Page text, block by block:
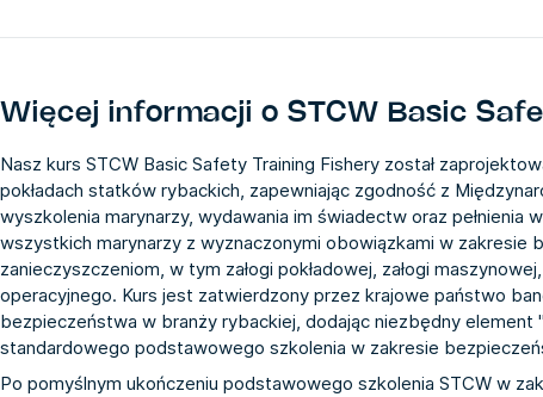
Więcej informacji oSTCW Basic
Nasz kurs STCW Basic Safety Training Fishery został
pokładach statków rybackich, zapewniając zgodność z
wyszkolenia marynarzy, wydawania im świadectw oraz
wszystkich marynarzy z wyznaczonymi obowiązkami w zakresie
zanieczyszczeniom, w tym załogi pokładowej, załogi
operacyjnego. Kurs jest zatwierdzony przez krajowe państwo
bezpieczeństwa w branży rybackiej, dodając niezbędny
standardowego podstawowego szkolenia w zakresie
Po pomyślnym ukończeniu podstawowego szkolenia STCW w